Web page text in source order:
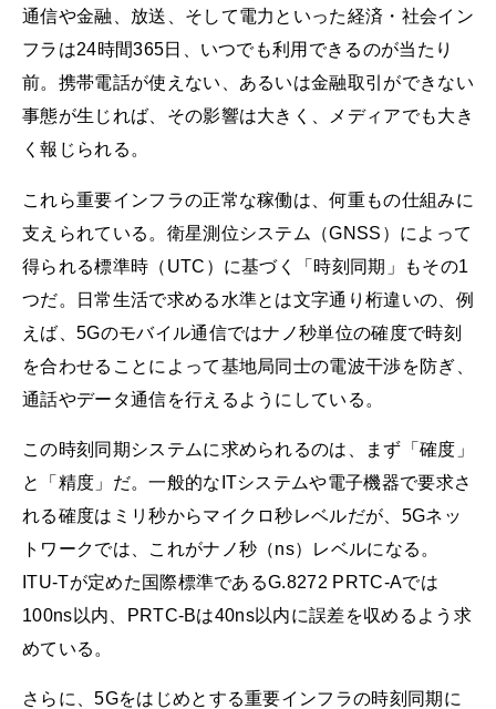
通信や金融、放送、そして電力といった経済・社会イン
フラは24時間365日、いつでも利用できるのが当たり
前。携帯電話が使えない、あるいは金融取引ができない
事態が生じれば、その影響は大きく、メディアでも大き
く報じられる。
これら重要インフラの正常な稼働は、何重もの仕組みに
支えられている。衛星測位システム（GNSS）によって
得られる標準時（UTC）に基づく「時刻同期」もその1
つだ。日常生活で求める水準とは文字通り桁違いの、例
えば、5Gのモバイル通信ではナノ秒単位の確度で時刻
を合わせることによって基地局同士の電波干渉を防ぎ、
通話やデータ通信を行えるようにしている。
この時刻同期システムに求められるのは、まず「確度」
と「精度」だ。一般的なITシステムや電子機器で要求さ
れる確度はミリ秒からマイクロ秒レベルだが、5Gネッ
トワークでは、これがナノ秒（ns）レベルになる。
ITU-Tが定めた国際標準であるG.8272 PRTC-Aでは
100ns以内、PRTC-Bは40ns以内に誤差を収めるよう求
めている。
さらに、5Gをはじめとする重要インフラの時刻同期に